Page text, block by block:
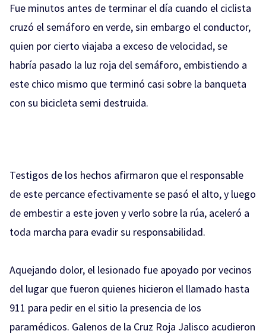
Fue minutos antes de terminar el día cuando el ciclista
cruzó el semáforo en verde, sin embargo el conductor,
quien por cierto viajaba a exceso de velocidad, se
habría pasado la luz roja del semáforo, embistiendo a
este chico mismo que terminó casi sobre la banqueta
con su bicicleta semi destruida.
Testigos de los hechos afirmaron que el responsable
de este percance efectivamente se pasó el alto, y luego
de embestir a este joven y verlo sobre la rúa, aceleró a
toda marcha para evadir su responsabilidad.
Aquejando dolor, el lesionado fue apoyado por vecinos
del lugar que fueron quienes hicieron el llamado hasta
911 para pedir en el sitio la presencia de los
paramédicos. Galenos de la Cruz Roja Jalisco acudieron